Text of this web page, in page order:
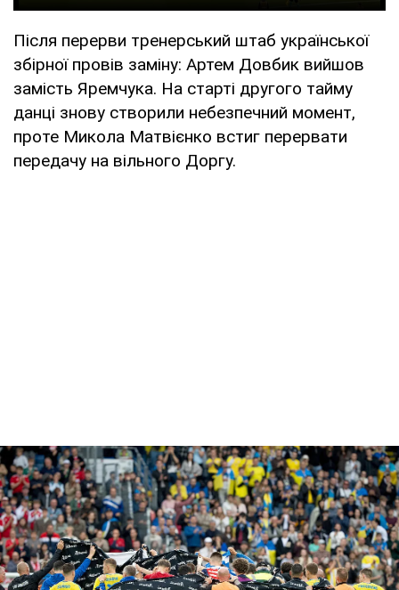
Після перерви тренерський штаб української
збірної провів заміну: Артем Довбик вийшов
замість Яремчука. На старті другого тайму
данці знову створили небезпечний момент,
проте Микола Матвієнко встиг перервати
передачу на вільного Доргу.